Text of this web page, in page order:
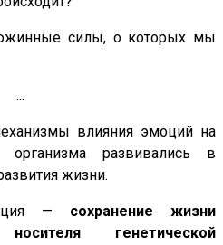
силы, о которых мы
...
влияния эмоций на
развивались в
жизни.
— сохранение жизни
генетической